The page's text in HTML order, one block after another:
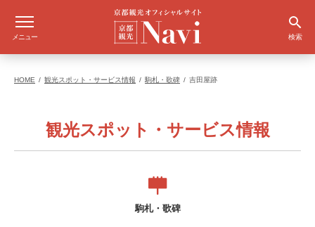
メニュー 検索
HOME 観光スポット・サービス情報 駒札・歌碑 吉田屋跡
観光スポット・サービス情報
駒札・歌碑